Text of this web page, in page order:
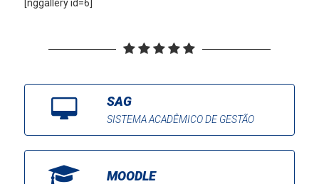
[nggallery id=6]
SAG
SISTEMA ACADÊMICO DE GESTÃO
MOODLE